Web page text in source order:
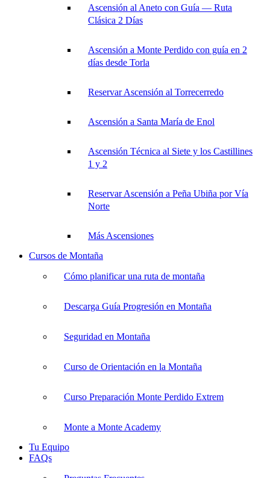
Ascensión al Aneto con Guía — Ruta
Clásica 2 Días
Ascensión a Monte Perdido con guía en 2
días desde Torla
Reservar Ascensión al Torrecerredo
Ascensión a Santa María de Enol
Ascensión Técnica al Siete y los Castillines
1 y 2
Reservar Ascensión a Peña Ubiña por Vía
Norte
Más Ascensiones
Cursos de Montaña
Cómo planificar una ruta de montaña
Descarga Guía Progresión en Montaña
Seguridad en Montaña
Curso de Orientación en la Montaña
Curso Preparación Monte Perdido Extrem
Monte a Monte Academy
Tu Equipo
FAQs